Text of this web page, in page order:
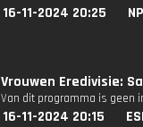
16-11-2024 20:25
Vrouwen Eredivisie:
Van dit programma is geen
16-11-2024 20:15